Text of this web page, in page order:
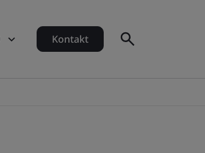
Kontakt